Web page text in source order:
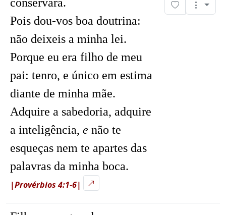
Pois dou-vos boa doutrina:
não deixeis a minha lei.
Porque eu era filho de meu
pai: tenro, e único em estima
diante de minha mãe.
Adquire a sabedoria, adquire
a inteligência, e não te
esqueças nem te apartes das
palavras da minha boca.
|Provérbios 4:1-6|